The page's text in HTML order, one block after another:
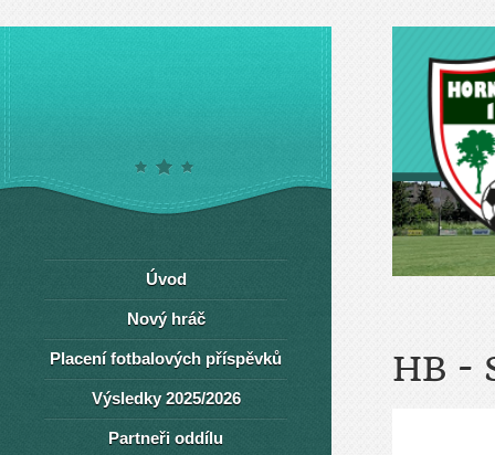
HB -
Úvod
Nový hráč
Placení fotbalových příspěvků
Výsledky 2025/2026
Partneři oddílu